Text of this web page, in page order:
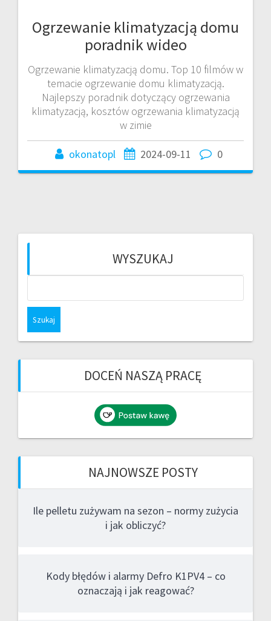
Ogrzewanie klimatyzacją domu
poradnik wideo
Ogrzewanie klimatyzacją domu. Top 10 filmów w
temacie ogrzewanie domu klimatyzacją.
Najlepszy poradnik dotyczący ogrzewania
klimatyzacją, kosztów ogrzewania klimatyzacją
w zimie
okonatopl 2024-09-11 0
WYSZUKAJ
DOCEŃ NASZĄ PRACĘ
NAJNOWSZE POSTY
Ile pelletu zużywam na sezon – normy zużycia
i jak obliczyć?
Kody błędów i alarmy Defro K1PV4 – co
oznaczają i jak reagować?